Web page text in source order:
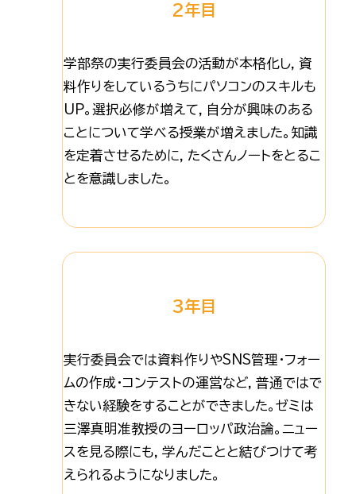
2年目
学部祭の実行委員会の活動が本格化し，資
料作りをしているうちにパソコンのスキルも
UP。選択必修が増えて，自分が興味のある
ことについて学べる授業が増えました。知識
を定着させるために，たくさんノートをとるこ
とを意識しました。
3年目
実行委員会では資料作りやSNS管理・フォー
ムの作成・コンテストの運営など，普通ではで
きない経験をすることができました。ゼミは
三澤真明准教授のヨーロッパ政治論。ニュー
スを見る際にも，学んだことと結びつけて考
えられるようになりました。